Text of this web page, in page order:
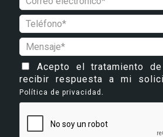
Acepto el tratamiento
recibir respuesta a mi
Política de privacidad .